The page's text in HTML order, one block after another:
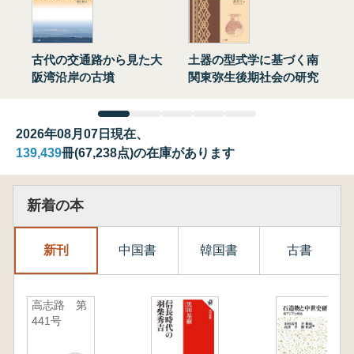
古代の交通路から見た大
阪湾沿岸の古墳
土器の型式学に基づく南
関東弥生後期社会の研究
2026年08月07日現在、
139,439冊(67,238点)の在庫があります
新着の本
新刊 中国書 韓国書 古書
高志路 第
441号